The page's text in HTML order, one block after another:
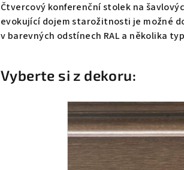
Čtvercový konferenční stolek na
evokující dojem starožitnosti je možné
v barevných odstínech RAL a několika
Vyberte si z dekoru: